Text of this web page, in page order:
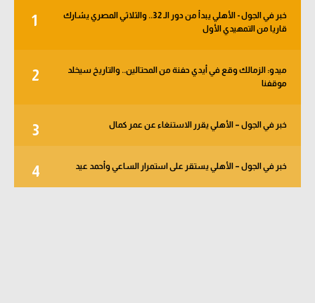
1
خبر في الجول - الأهلي يبدأ من دور الـ 32.. والثلاثي المصري يشارك
قاريا من التمهيدي الأول
2
ميدو: الزمالك وقع في أيدي حفنة من المحتالين.. والتاريخ سيخلد
موقفنا
3 خبر في الجول – الأهلي يقرر الاستنغاء عن عمر كمال
4 خبر في الجول – الأهلي يستقر على استمرار الساعي وأحمد عيد